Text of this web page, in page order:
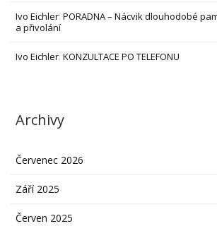
Ivo Eichler:PORADNA – Nácvik dlouhodobé
a přivolání
Ivo Eichler:KONZULTACE PO TELEFONU
Archivy
Červenec 2026
Září 2025
Červen 2025